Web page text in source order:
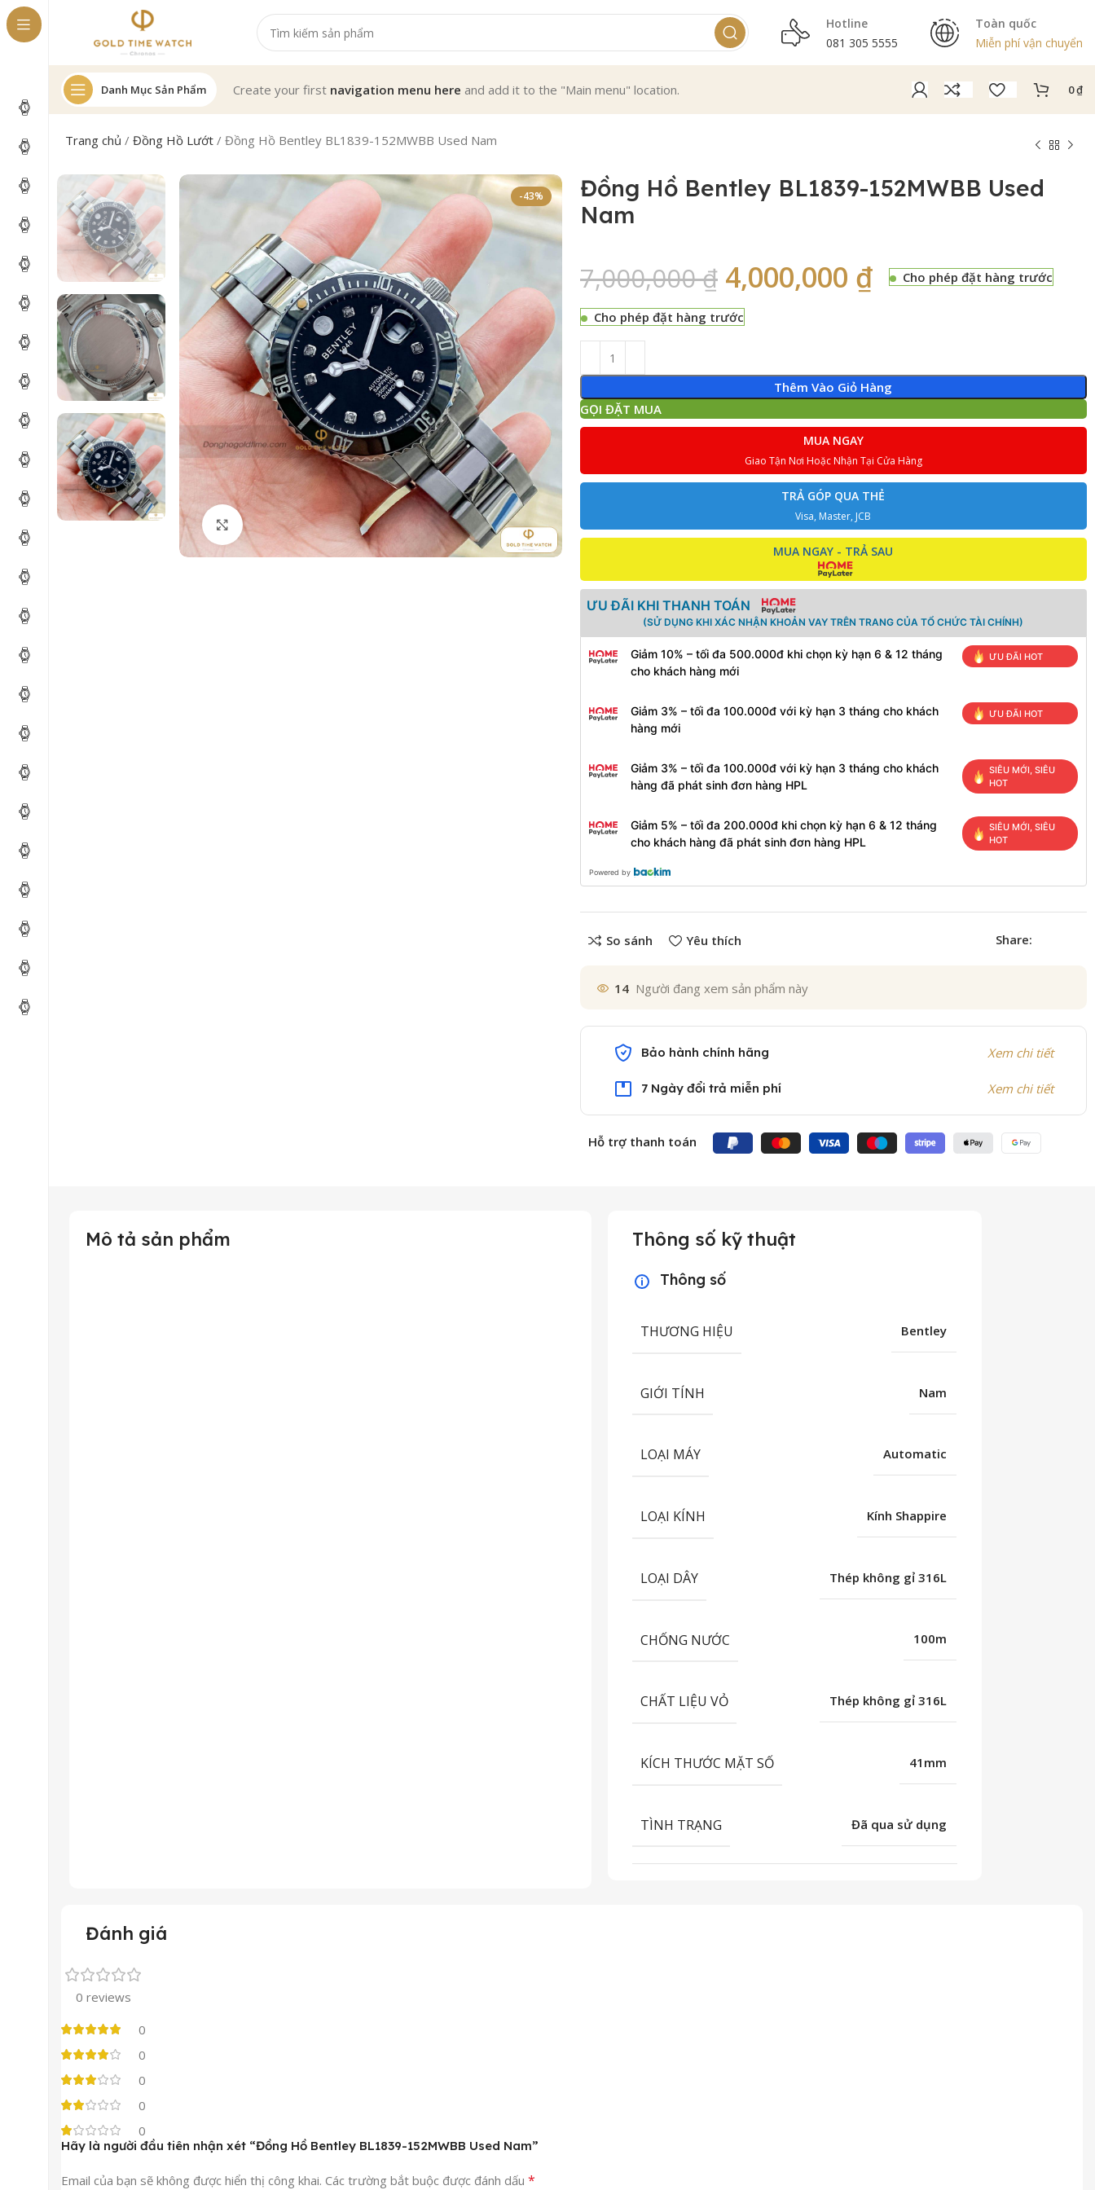
Hotline
081 305 5555
Toàn quốc
Miễn phí vận chuyển
Danh Mục Sản Phẩm Create your first navigation menu here and add it to the "Main menu" location. 0₫
Trang chủ /Đồng Hồ Lướt /Đồng Hồ Bentley BL1839-152MWBB Used Nam
-43%
Click to enlarge
Đồng Hồ Bentley BL1839-152MWBB Used
Nam
7,000,000₫ 4,000,000 ₫ Cho phép đặt hàng trước
Cho phép đặt hàng trước
Thêm Vào Giỏ Hàng
GỌI ĐẶT MUA
MUA NGAY
Giao Tận Nơi Hoặc Nhận Tại Cửa Hàng
TRẢ GÓP QUA THẺ
Visa, Master, JCB
MUA NGAY - TRẢ SAU
ƯU ĐÃI KHI THANH TOÁN
(SỬ DỤNG KHI XÁC NHẬN KHOẢN VAY TRÊN TRANG CỦA TỔ CHỨC TÀI CHÍNH)
Giảm 10% – tối đa 500.000đ khi chọn kỳ hạn 6 & 12 tháng
cho khách hàng mới
ƯU ĐÃI HOT
Giảm 3% – tối đa 100.000đ với kỳ hạn 3 tháng cho khách
hàng mới
ƯU ĐÃI HOT
Giảm 3% – tối đa 100.000đ với kỳ hạn 3 tháng cho khách
hàng đã phát sinh đơn hàng HPL
SIÊU MỚI, SIÊU
HOT
Giảm 5% – tối đa 200.000đ khi chọn kỳ hạn 6 & 12 tháng
cho khách hàng đã phát sinh đơn hàng HPL
SIÊU MỚI, SIÊU
HOT
Powered by
So sánh Yêu thích Share:
14 Người đang xem sản phẩm này
Bảo hành chính hãng Xem chi tiết
7 Ngày đổi trả miễn phí Xem chi tiết
Hỗ trợ thanh toán
Mô tả sản phẩm Thông số kỹ thuật
Thông số
THƯƠNG HIỆU Bentley
GIỚI TÍNH Nam
LOẠI MÁY Automatic
LOẠI KÍNH Kính Shappire
LOẠI DÂY Thép không gỉ 316L
CHỐNG NƯỚC 100m
CHẤT LIỆU VỎ Thép không gỉ 316L
KÍCH THƯỚC MẶT SỐ 41mm
TÌNH TRẠNG Đã qua sử dụng
Đánh giá
0 reviews
0
0
0
0
0
Hãy là người đầu tiên nhận xét “Đồng Hồ Bentley BL1839-152MWBB Used Nam”
Email của bạn sẽ không được hiển thị công khai. Các trường bắt buộc được đánh dấu *